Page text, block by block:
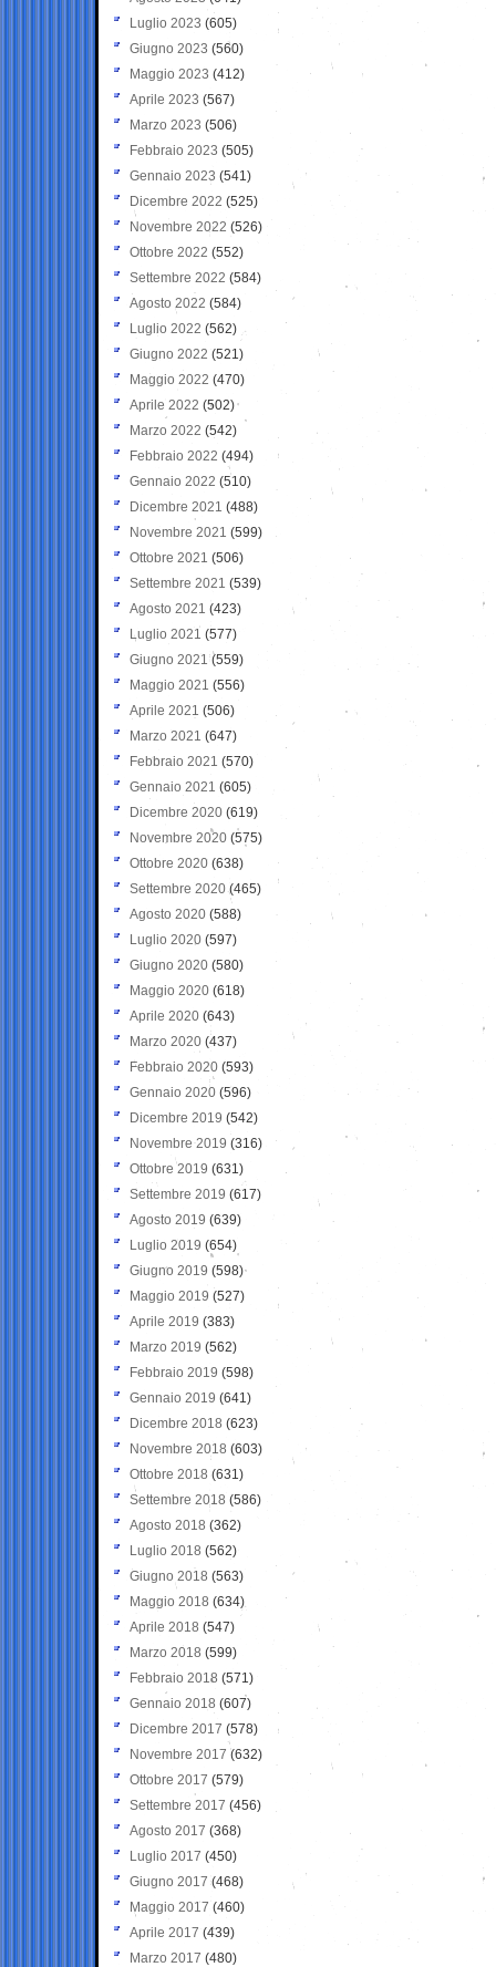
Luglio 2023 (605)
Giugno 2023 (560)
Maggio 2023 (412)
Aprile 2023 (567)
Marzo 2023 (506)
Febbraio 2023 (505)
Gennaio 2023 (541)
Dicembre 2022 (525)
Novembre 2022 (526)
Ottobre 2022 (552)
Settembre 2022 (584)
Agosto 2022 (584)
Luglio 2022 (562)
Giugno 2022 (521)
Maggio 2022 (470)
Aprile 2022 (502)
Marzo 2022 (542)
Febbraio 2022 (494)
Gennaio 2022 (510)
Dicembre 2021 (488)
Novembre 2021 (599)
Ottobre 2021 (506)
Settembre 2021 (539)
Agosto 2021 (423)
Luglio 2021 (577)
Giugno 2021(559)
Maggio 2021 (556)
Aprile 2021 (506)
Marzo 2021 (647)
Febbraio 2021 (570)
Gennaio 2021 (605)
Dicembre 2020 (619)
Novembre 2020 (575)
Ottobre 2020 (638)
Settembre 2020(465)
Agosto 2020 (588)
Luglio 2020 (597)
Giugno 2020 (580)
Maggio 2020 (618)
Aprile 2020 (643)
Marzo 2020 (437)
Febbraio 2020 (593)
Gennaio 2020 (596)
Dicembre 2019 (542)
Novembre 2019 (316)
Ottobre 2019 (631)
Settembre 2019 (617)
Agosto 2019 (639)
Luglio 2019 (654)
Giugno 2019 (598)
Maggio 2019 (527)
Aprile 2019 (383)
Marzo 2019 (562)
Febbraio 2019 (598)
Gennaio 2019 (641)
Dicembre 2018 (623)
Novembre 2018 (603)
Ottobre 2018 (631)
Settembre 2018 (586)
Agosto 2018 (362)
Luglio 2018 (562)
Giugno 2018 (563)
Maggio 2018 (634)
Aprile 2018 (547)
Marzo 2018 (599)
Febbraio 2018 (571)
Gennaio 2018 (607)
Dicembre 2017 (578)
Novembre 2017 (632)
Ottobre 2017 (579)
Settembre 2017 (456)
Agosto 2017 (368)
Luglio 2017 (450)
Giugno 2017 (468)
Maggio 2017 (460)
Aprile 2017 (439)
Marzo 2017 (480)